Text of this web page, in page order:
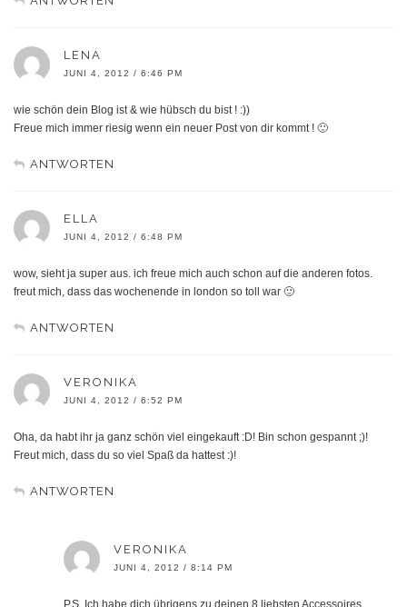
LENA
JUNI 4, 2012 / 6:46 PM
wie schön dein Blog ist & wie hübsch du bist ! :))
Freue mich immer riesig wenn ein neuer Post von dir kommt ! 🙂
ANTWORTEN
ELLA
JUNI 4, 2012 / 6:48 PM
wow, sieht ja super aus. ich freue mich auch schon auf die anderen fotos.
freut mich, dass das wochenende in london so toll war 🙂
ANTWORTEN
VERONIKA
JUNI 4, 2012 / 6:52 PM
Oha, da habt ihr ja ganz schön viel eingekauft :D! Bin schon gespannt ;)!
Freut mich, dass du so viel Spaß da hattest :)!
ANTWORTEN
VERONIKA
JUNI 4, 2012 / 8:14 PM
P.S. Ich habe dich übrigens zu deinen 8 liebsten Accessoires